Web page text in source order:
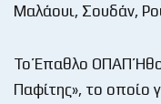
Μαλάουι, Σουδάν,
Το Έπαθλο ΟΠΑΠ
Παφίτης», το οποίο